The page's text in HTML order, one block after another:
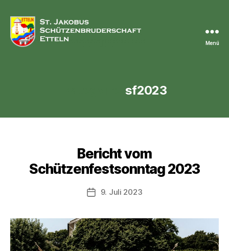
Menü
sf2023
Bericht vom
Schützenfestsonntag 2023
Veröffentlichungsdatum
9. Juli 2023